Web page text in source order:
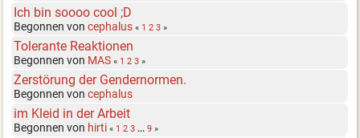
Ich bin soooo cool ;D
Begonnen voncephalus « 1 2 3 »
Tolerante Reaktionen
Begonnen von MAS « 1 2 3 »
Zerstörung der Gendernormen.
Begonnen voncephalus
im Kleid in der Arbeit
Begonnen von hirti « 1 2 3 ...9 »